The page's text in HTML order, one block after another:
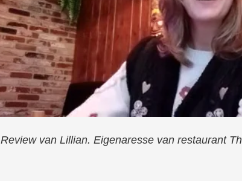
Review van Lillian. Eigenaresse van restaurant